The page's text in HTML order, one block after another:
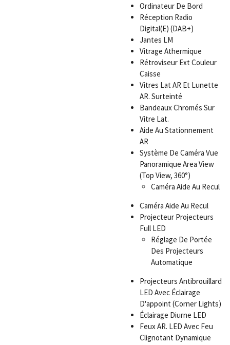
Ordinateur De Bord
Réception Radio
Digital(E) (DAB+)
Jantes LM
Vitrage Athermique
Rétroviseur Ext Couleur
Caisse
Vitres Lat AR Et Lunette
AR. Surteinté
Bandeaux Chromés Sur
Vitre Lat.
Aide Au Stationnement
AR
Système De Caméra Vue
Panoramique Area View
(Top View, 360°)
Caméra Aide Au Recul
Caméra Aide Au Recul
Projecteur Projecteurs
Full LED
Réglage De Portée
Des Projecteurs
Automatique
Projecteurs Antibrouillard
LED Avec Éclairage
D'appoint (Corner Lights)
Éclairage Diurne LED
Feux AR. LED Avec Feu
Clignotant Dynamique